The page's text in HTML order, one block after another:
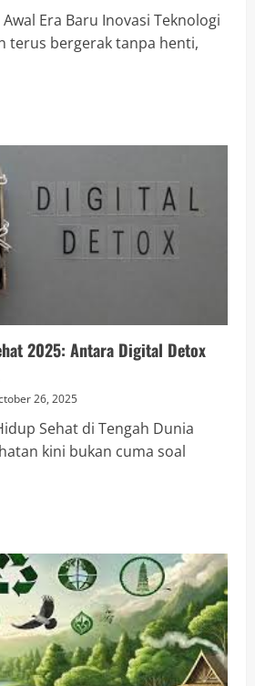
Era Baru Inovasi Teknologi
terus bergerak tanpa henti,
2025: Antara Digital Detox
26, 2025
Sehat di Tengah Dunia
kini bukan cuma soal